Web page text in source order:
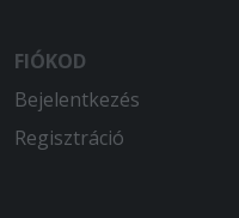
FIÓKOD
Bejelentkezés
Regisztráció